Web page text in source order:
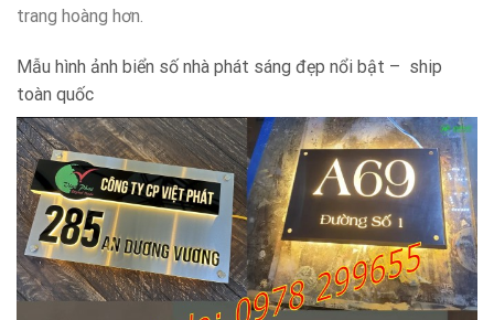
trang hoàng hơn.
Mẫu hình ảnh biển số nhà phát sáng đẹp nổi bật – ship
toàn quốc